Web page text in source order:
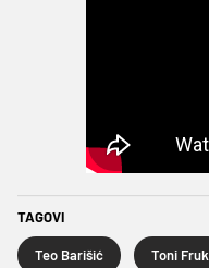
TAGOVI
Teo Barišić Toni Fruk